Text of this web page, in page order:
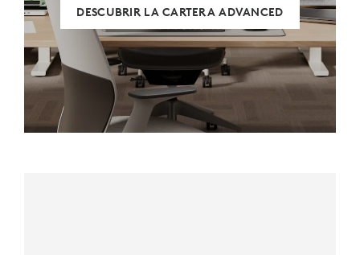
DESCUBRIR LA CARTERA ADVANCED